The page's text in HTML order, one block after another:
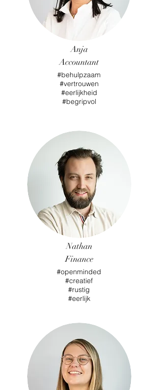
Anja
Accountant
#behulpzaam
#vertrouwen
#eerlijkheid
#begripvol
Nathan
Finance
#openminded
#creatief
#rustig
#eerlijk